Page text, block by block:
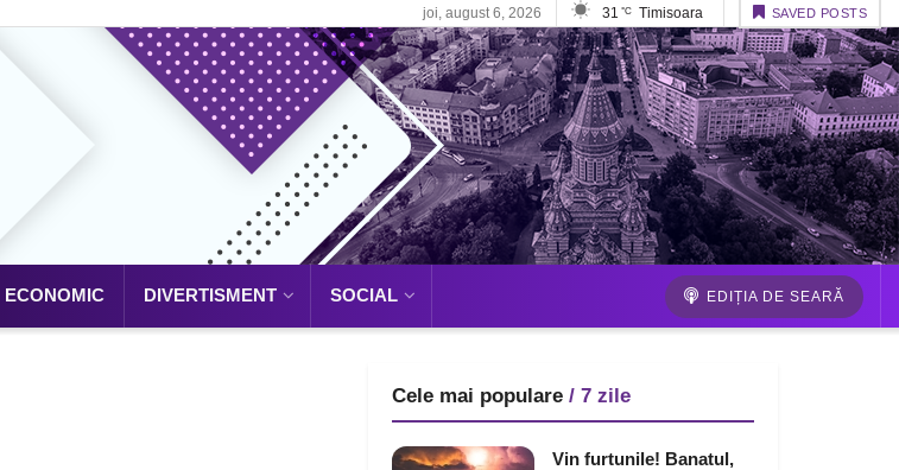
joi, august 6, 2026 31 °C Timisoara SAVED POSTS
ECONOMIC DIVERTISMENT SOCIAL EDIȚIA DE SEARĂ
Cele mai populare / 7 zile
Vin furtunile! Banatul,